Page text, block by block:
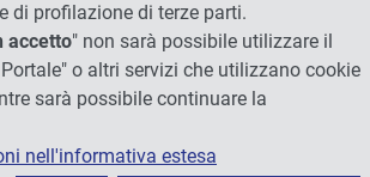
di profilazione di terze parti.
accetto" non sarà possibile utilizzare il
o altri servizi che utilizzano cookie
sarà possibile continuare la
nell'informativa estesa